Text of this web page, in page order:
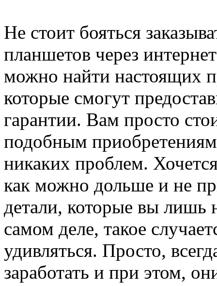
Не стоит бояться
планшетов через
можно найти настоящих
которые смогут
гарантии. Вам просто
подобным
никаких проблем.
как можно дольше и не
детали, которые вы лишь
самом деле, такое
удивляться. Просто,
заработать и при этом,